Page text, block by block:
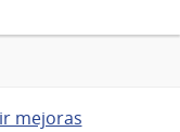
mejoras